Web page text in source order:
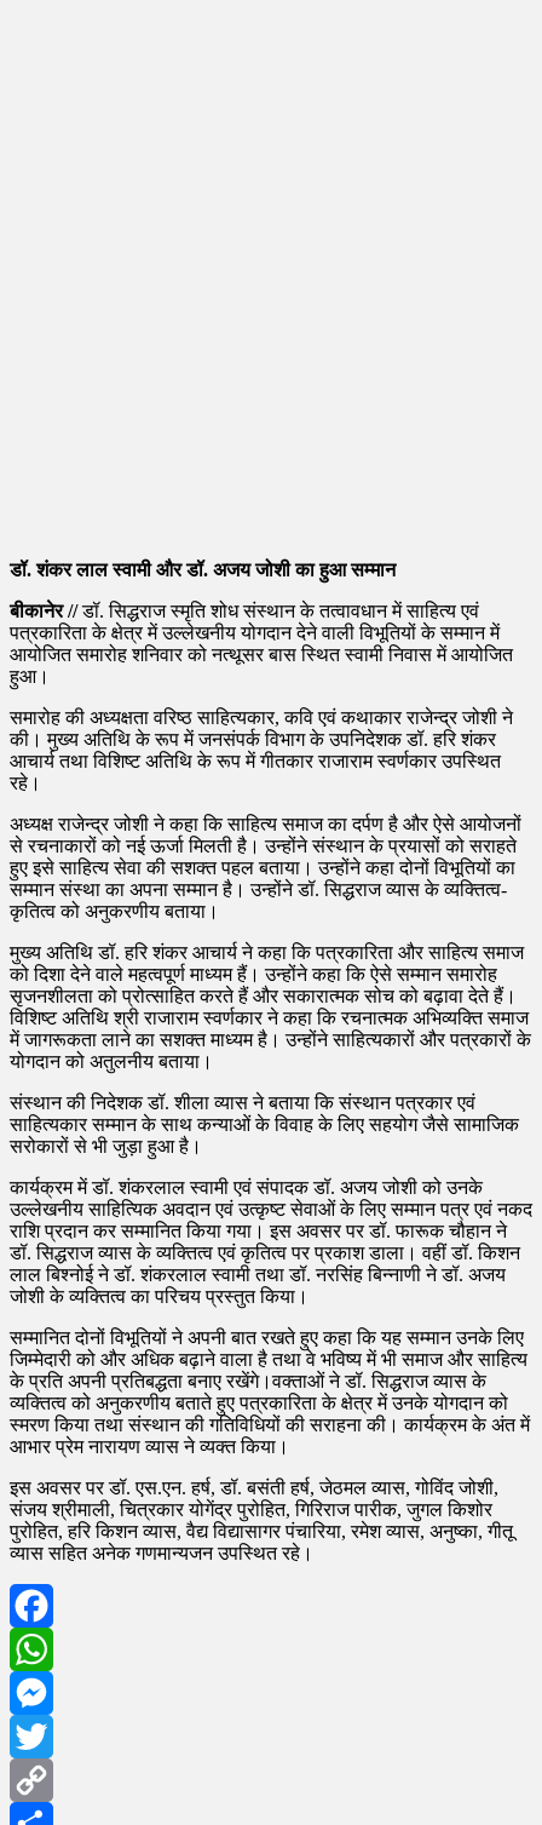
डॉ. शंकर लाल स्वामी और डॉ. अजय जोशी का हुआ सम्मान
बीकानेर //डॉ. सिद्धराज स्मृति शोध संस्थान के तत्वावधान में साहित्य एवं
पत्रकारिता के क्षेत्र में उल्लेखनीय योगदान देने वाली विभूतियों के सम्मान में
आयोजित समारोह शनिवार को नत्थूसर बास स्थित स्वामी निवास में आयोजित
हुआ।
समारोह की अध्यक्षता वरिष्ठ साहित्यकार, कवि एवं कथाकार राजेन्द्र जोशी ने
की। मुख्य अतिथि के रूप में जनसंपर्क विभाग के उपनिदेशक डॉ. हरि शंकर
आचार्य तथा विशिष्ट अतिथि के रूप में गीतकार राजाराम स्वर्णकार उपस्थित
रहे।
अध्यक्ष राजेन्द्र जोशी ने कहा कि साहित्य समाज का दर्पण है और ऐसे आयोजनों
से रचनाकारों को नई ऊर्जा मिलती है। उन्होंने संस्थान के प्रयासों को सराहते
हुए इसे साहित्य सेवा की सशक्त पहल बताया। उन्होंने कहा दोनों विभूतियों का
सम्मान संस्था का अपना सम्मान है। उन्होंने डॉ. सिद्धराज व्यास के व्यक्तित्व-
कृतित्व को अनुकरणीय बताया।
मुख्य अतिथि डॉ. हरि शंकर आचार्य ने कहा कि पत्रकारिता और साहित्य समाज
को दिशा देने वाले महत्वपूर्ण माध्यम हैं। उन्होंने कहा कि ऐसे सम्मान समारोह
सृजनशीलता को प्रोत्साहित करते हैं और सकारात्मक सोच को बढ़ावा देते हैं।
विशिष्ट अतिथि श्री राजाराम स्वर्णकार ने कहा कि रचनात्मक अभिव्यक्ति समाज
में जागरूकता लाने का सशक्त माध्यम है। उन्होंने साहित्यकारों और पत्रकारों के
योगदान को अतुलनीय बताया।
संस्थान की निदेशक डॉ. शीला व्यास ने बताया कि संस्थान पत्रकार एवं
साहित्यकार सम्मान के साथ कन्याओं के विवाह के लिए सहयोग जैसे सामाजिक
सरोकारों से भी जुड़ा हुआ है।
कार्यक्रम में डॉ. शंकरलाल स्वामी एवं संपादक डॉ. अजय जोशी को उनके
उल्लेखनीय साहित्यिक अवदान एवं उत्कृष्ट सेवाओं के लिए सम्मान पत्र एवं नकद
राशि प्रदान कर सम्मानित किया गया। इस अवसर पर डॉ. फारूक चौहान ने
डॉ. सिद्धराज व्यास के व्यक्तित्व एवं कृतित्व पर प्रकाश डाला। वहीं डॉ. किशन
लाल बिश्नोई ने डॉ. शंकरलाल स्वामी तथा डॉ. नरसिंह बिन्नाणी ने डॉ. अजय
जोशी के व्यक्तित्व का परिचय प्रस्तुत किया।
सम्मानित दोनों विभूतियों ने अपनी बात रखते हुए कहा कि यह सम्मान उनके लिए
जिम्मेदारी को और अधिक बढ़ाने वाला है तथा वे भविष्य में भी समाज और साहित्य
के प्रति अपनी प्रतिबद्धता बनाए रखेंगे।वक्ताओं ने डॉ. सिद्धराज व्यास के
व्यक्तित्व को अनुकरणीय बताते हुए पत्रकारिता के क्षेत्र में उनके योगदान को
स्मरण किया तथा संस्थान की गतिविधियों की सराहना की। कार्यक्रम के अंत में
आभार प्रेम नारायण व्यास ने व्यक्त किया।
इस अवसर पर डॉ. एस.एन. हर्ष, डॉ. बसंती हर्ष, जेठमल व्यास, गोविंद जोशी,
संजय श्रीमाली, चित्रकार योगेंद्र पुरोहित, गिरिराज पारीक, जुगल किशोर
पुरोहित, हरि किशन व्यास, वैद्य विद्यासागर पंचारिया, रमेश व्यास, अनुष्का, गीतू
व्यास सहित अनेक गणमान्यजन उपस्थित रहे।
Facebook
WhatsApp
Messenger
Twitter